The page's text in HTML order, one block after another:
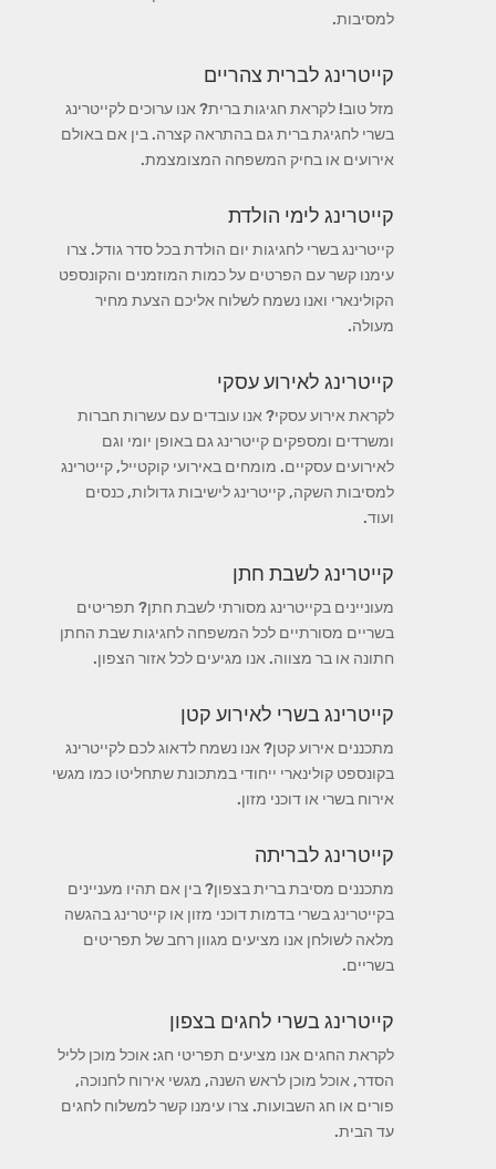
למסיבות.
קייטרינג לברית צהריים
מזל טוב! לקראת חגיגות ברית? אנו ערוכים לקייטרינג
בשרי לחגיגת ברית גם בהתראה קצרה. בין אם באולם
אירועים או בחיק המשפחה המצומצמת.
קייטרינג לימי הולדת
קייטרינג בשרי לחגיגות יום הולדת בכל סדר גודל. צרו
עימנו קשר עם הפרטים על כמות המוזמנים והקונספט
הקולינארי ואנו נשמח לשלוח אליכם הצעת מחיר
מעולה.
קייטרינג לאירוע עסקי
לקראת אירוע עסקי? אנו עובדים עם עשרות חברות
ומשרדים ומספקים קייטרינג גם באופן יומי וגם
לאירועים עסקיים. מומחים באירועי קוקטייל, קייטרינג
למסיבות השקה, קייטרינג לישיבות גדולות, כנסים
ועוד.
קייטרינג לשבת חתן
מעוניינים בקייטרינג מסורתי לשבת חתן? תפריטים
בשריים מסורתיים לכל המשפחה לחגיגות שבת החתן
חתונה או בר מצווה. אנו מגיעים לכל אזור הצפון.
קייטרינג בשרי לאירוע קטן
מתכננים אירוע קטן? אנו נשמח לדאוג לכם לקייטרינג
בקונספט קולינארי ייחודי במתכונת שתחליטו כמו מגשי
אירוח בשרי או דוכני מזון.
קייטרינג לבריתה
מתכננים מסיבת ברית בצפון? בין אם תהיו מעניינים
בקייטרינג בשרי בדמות דוכני מזון או קייטרינג בהגשה
מלאה לשולחן אנו מציעים מגוון רחב של תפריטים
בשריים.
קייטרינג בשרי לחגים בצפון
לקראת החגים אנו מציעים תפריטי חג: אוכל מוכן לליל
הסדר, אוכל מוכן לראש השנה, מגשי אירוח לחנוכה,
פורים או חג השבועות. צרו עימנו קשר למשלוח לחגים
עד הבית.